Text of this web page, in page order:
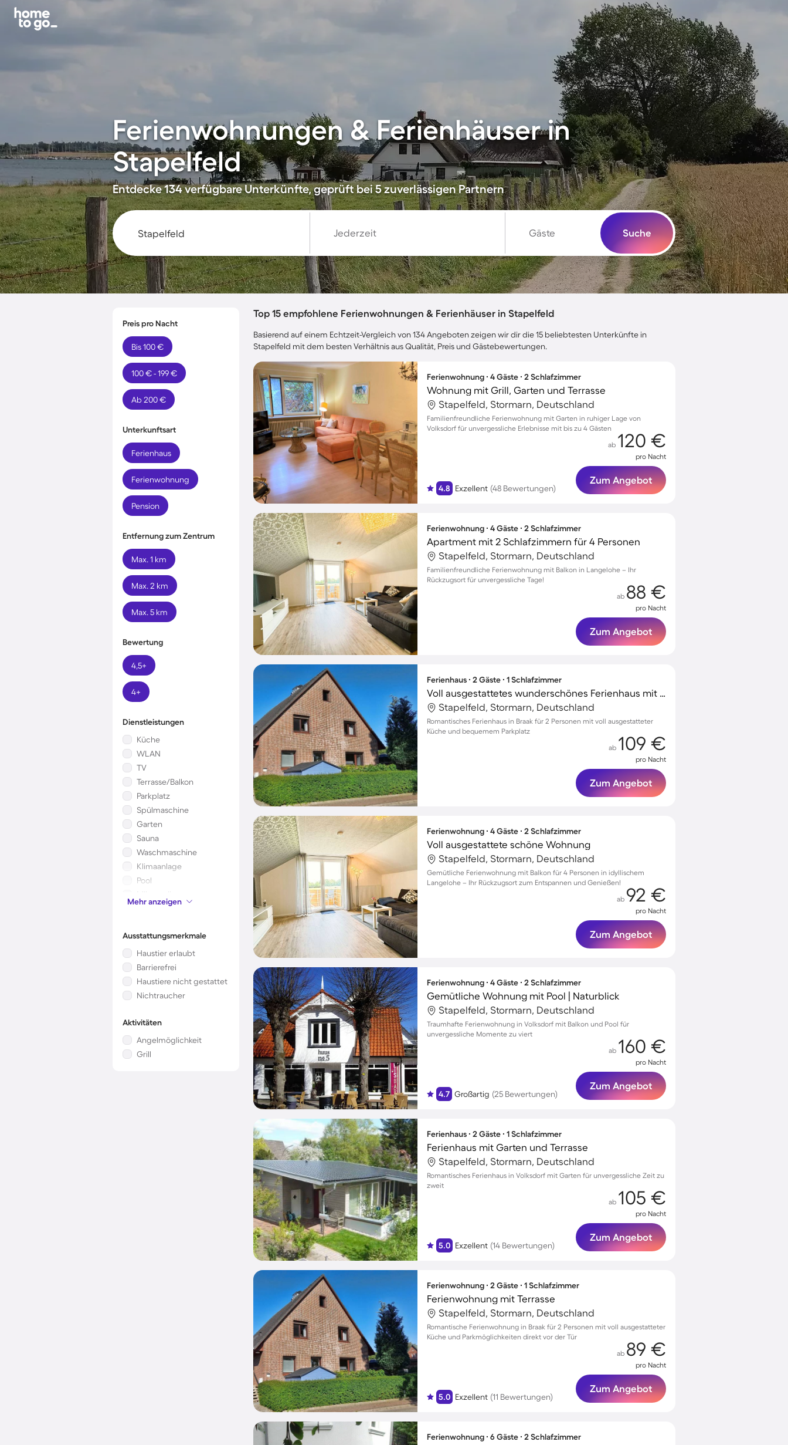
Ferienwohnungen & Ferienhäuser in
Stapelfeld
Entdecke 134 verfügbare Unterkünfte, geprüft bei 5 zuverlässigen Partnern
Jederzeit Gäste Suche
Preis pro Nacht
Bis 100 €
100 € - 199 €
Ab 200 €
Unterkunftsart
Ferienhaus
Ferienwohnung
Pension
Entfernung zum Zentrum
Max. 1 km
Max. 2 km
Max. 5 km
Bewertung
4,5+
4+
Dienstleistungen
Küche
WLAN
TV
Terrasse/Balkon
Parkplatz
Spülmaschine
Garten
Sauna
Waschmaschine
Klimaanlage
Pool
Mikrowelle
Kinderbett
Mehr anzeigen
Ausstattungsmerkmale
Haustier erlaubt
Barrierefrei
Haustiere nicht gestattet
Nichtraucher
Aktivitäten
Angelmöglichkeit
Grill
Top 15 empfohlene Ferienwohnungen & Ferienhäuser in Stapelfeld
Basierend auf einem Echtzeit-Vergleich von 134 Angeboten zeigen wir dir die 15 beliebtesten Unterkünfte in
Stapelfeld mit dem besten Verhältnis aus Qualität, Preis und Gästebewertungen.
Ferienwohnung ∙ 4 Gäste ∙ 2 Schlafzimmer
Wohnung mit Grill, Garten und Terrasse
Stapelfeld, Stormarn, Deutschland
Familienfreundliche Ferienwohnung mit Garten in ruhiger Lage von
Volksdorf für unvergessliche Erlebnisse mit bis zu 4 Gästen
4.8 Exzellent (48 Bewertungen)
ab 120 €
pro Nacht
Zum Angebot
Ferienwohnung ∙ 4 Gäste ∙ 2 Schlafzimmer
Apartment mit 2 Schlafzimmern für 4 Personen
Stapelfeld, Stormarn, Deutschland
Familienfreundliche Ferienwohnung mit Balkon in Langelohe – Ihr
Rückzugsort für unvergessliche Tage!
ab 88 €
pro Nacht
Zum Angebot
Ferienhaus ∙ 2 Gäste ∙ 1 Schlafzimmer
Voll ausgestattetes wunderschönes Ferienhaus mit Terrasse und Grill
Stapelfeld, Stormarn, Deutschland
Romantisches Ferienhaus in Braak für 2 Personen mit voll ausgestatteter
Küche und bequemem Parkplatz
ab 109 €
pro Nacht
Zum Angebot
Ferienwohnung ∙ 4 Gäste ∙ 2 Schlafzimmer
Voll ausgestattete schöne Wohnung
Stapelfeld, Stormarn, Deutschland
Gemütliche Ferienwohnung mit Balkon für 4 Personen in idyllischem
Langelohe – Ihr Rückzugsort zum Entspannen und Genießen!
ab 92 €
pro Nacht
Zum Angebot
Ferienwohnung ∙ 4 Gäste ∙ 2 Schlafzimmer
Gemütliche Wohnung mit Pool | Naturblick
Stapelfeld, Stormarn, Deutschland
Traumhafte Ferienwohnung in Volksdorf mit Balkon und Pool für
unvergessliche Momente zu viert
4.7 Großartig (25 Bewertungen)
ab 160 €
pro Nacht
Zum Angebot
Ferienhaus ∙ 2 Gäste ∙ 1 Schlafzimmer
Ferienhaus mit Garten und Terrasse
Stapelfeld, Stormarn, Deutschland
Romantisches Ferienhaus in Volksdorf mit Garten für unvergessliche Zeit zu
zweit
5.0 Exzellent (14 Bewertungen)
ab 105 €
pro Nacht
Zum Angebot
Ferienwohnung ∙ 2 Gäste ∙ 1 Schlafzimmer
Ferienwohnung mit Terrasse
Stapelfeld, Stormarn, Deutschland
Romantische Ferienwohnung in Braak für 2 Personen mit voll ausgestatteter
Küche und Parkmöglichkeiten direkt vor der Tür
5.0 Exzellent (11 Bewertungen)
ab 89 €
pro Nacht
Zum Angebot
Ferienwohnung ∙ 6 Gäste ∙ 2 Schlafzimmer